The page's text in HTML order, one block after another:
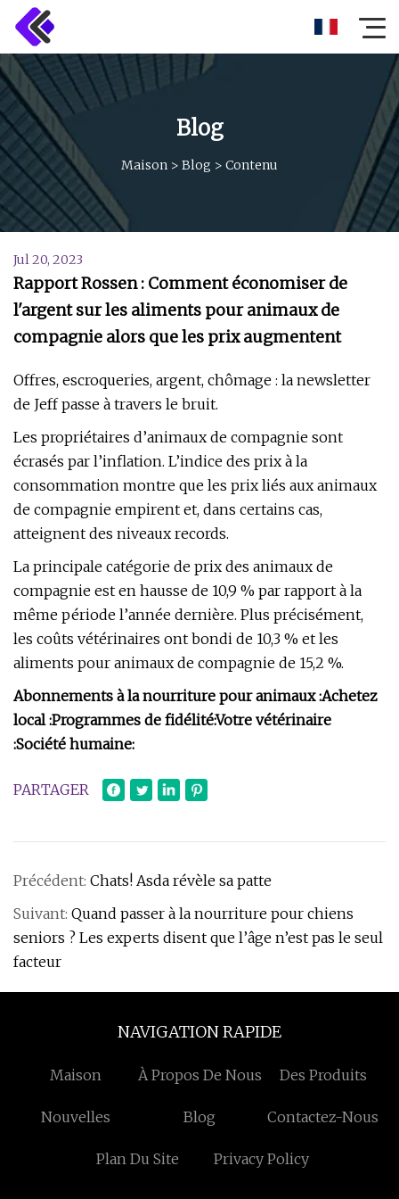
Blog
Maison > Blog > Contenu
Jul 20, 2023
Rapport Rossen : Comment économiser de
l'argent sur les aliments pour animaux de
compagnie alors que les prix augmentent
Offres, escroqueries, argent, chômage : la newsletter
de Jeff passe à travers le bruit.
Les propriétaires d’animaux de compagnie sont
écrasés par l’inflation. L’indice des prix à la
consommation montre que les prix liés aux animaux
de compagnie empirent et, dans certains cas,
atteignent des niveaux records.
La principale catégorie de prix des animaux de
compagnie est en hausse de 10,9 % par rapport à la
même période l’année dernière. Plus précisément,
les coûts vétérinaires ont bondi de 10,3 % et les
aliments pour animaux de compagnie de 15,2 %.
Abonnements à la nourriture pour animaux :Achetez
local :Programmes de fidélité:Votre vétérinaire
:Société humaine:
PARTAGER
Précédent: Chats! Asda révèle sa patte
Suivant: Quand passer à la nourriture pour chiens
seniors ? Les experts disent que l’âge n’est pas le seul
facteur
NAVIGATION RAPIDE
Maison À Propos De Nous Des Produits
Nouvelles Blog Contactez-Nous
Plan Du Site Privacy Policy